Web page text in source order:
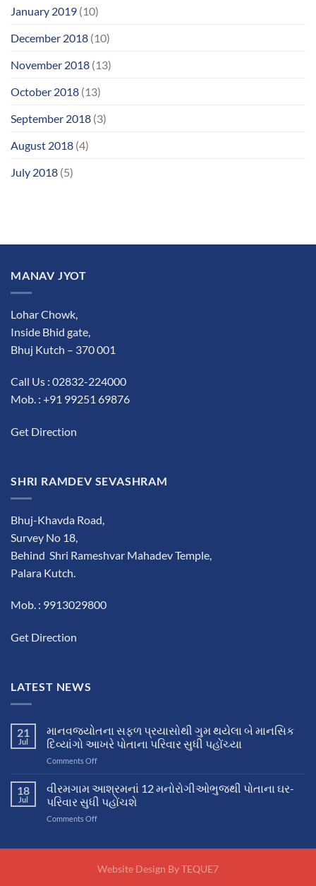
January 2019 (10)
December 2018 (10)
November 2018 (13)
October 2018 (13)
September 2018 (3)
August 2018 (4)
July 2018 (5)
MANAV JYOT
Lohar Chowk,
Inside Bhid gate,
Bhuj Kutch – 370 001
Call Us : 02832-224000
Mob. : +91 99251 69876
Get Direction
SHRI RAMDEV SEVASHRAM
Bhuj-Khavda Road,
Survey No 18,
Behind Shri Rameshvar Mahadev Temple,
Palara Kutch.
Mob. : 9913029800
Get Direction
LATEST NEWS
21
Jul
માનવજ્યોતના સફળ પ્રયાસોથી ગુમ થયેલા બે માનસિક
દિવ્યાંગો આખરે પોતાના પરિવાર સુધી પહોંચ્યા
Comments Offon
પ્રયાસોથી
ગુમ
થયેલા
આખરે
18
Jul
વીરમગામ આશ્રમનાં 12 મનોરોગીઓભુજથી પોતાના ઘર-
પરિવાર સુધી પહોંચશે
Comments Offon
મનોરોગીઓભુજથી
Website Design ByTEQUE7